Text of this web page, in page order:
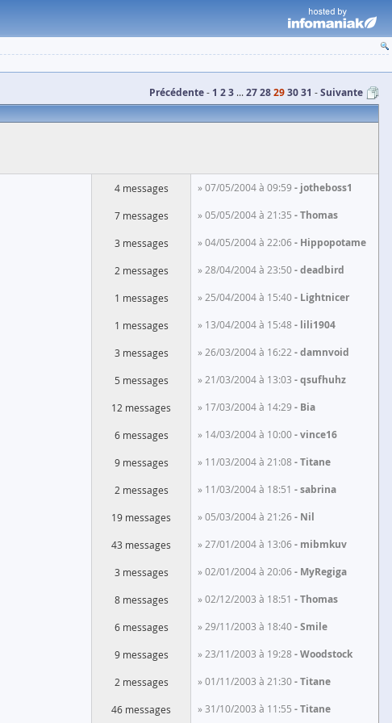
Précédente 1 23 ... 2728293031
Suivante
4 messages » 07/05/2004 à 09:59 jotheboss1
7 messages » 05/05/2004 à 21:35 Thomas
3 messages » 04/05/2004 à 22:06 Hippopotame
2 messages » 28/04/2004 à 23:50 deadbird
1 messages » 25/04/2004 à 15:40 Lightnicer
1 messages » 13/04/2004 à 15:48 lili1904
3 messages » 26/03/2004 à 16:22 damnvoid
5 messages » 21/03/2004 à 13:03 qsufhuhz
12 messages » 17/03/2004 à 14:29 Bia
6 messages » 14/03/2004 à 10:00 vince16
9 messages » 11/03/2004 à 21:08 Titane
2 messages » 11/03/2004 à 18:51 sabrina
19 messages » 05/03/2004 à 21:26 Nil
43 messages » 27/01/2004 à 13:06 mibmkuv
3 messages » 02/01/2004 à 20:06 MyRegiga
8 messages » 02/12/2003 à 18:51 Thomas
6 messages » 29/11/2003 à 18:40 Smile
9 messages » 23/11/2003 à 19:28 Woodstock
2 messages » 01/11/2003 à 21:30 Titane
46 messages » 31/10/2003 à 11:55 Titane